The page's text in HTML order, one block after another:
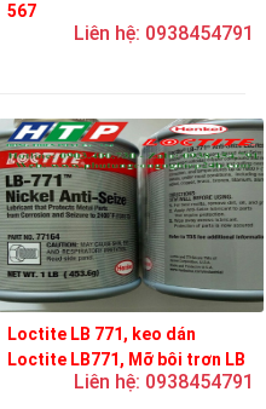
567
Liên hệ: 0938454791
Loctite LB 771, keo dán
Loctite LB771, Mỡ bôi trơn LB
Liên hệ: 0938454791